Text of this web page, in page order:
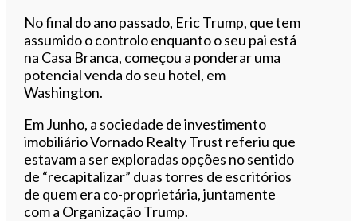
No final do ano passado, Eric Trump, que tem
assumido o controlo enquanto o seu pai está
na Casa Branca, começou a ponderar uma
potencial venda do seu hotel, em
Washington.
Em Junho, a sociedade de investimento
imobiliário Vornado Realty Trust referiu que
estavam a ser exploradas opções no sentido
de “recapitalizar” duas torres de escritórios
de quem era co-proprietária, juntamente
com a Organização Trump.